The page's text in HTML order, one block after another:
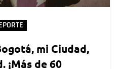
mi Ciudad,
¡Más de 60